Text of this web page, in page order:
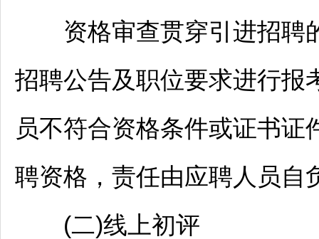
资格审查贯穿引进招聘
招聘公告及职位要求进行报
员不符合资格条件或证书
聘资格，责任由应聘人员自
(二)线上初评